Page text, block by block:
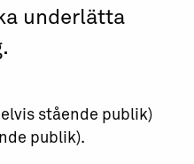
underlätta
stående publik)
publik).